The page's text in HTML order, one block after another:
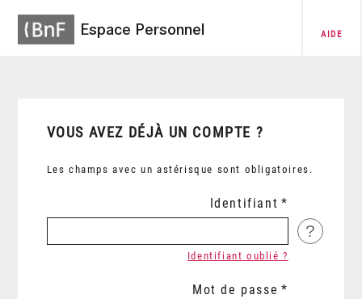
Espace Personnel AIDE
VOUS AVEZ DÉJÀ UN COMPTE ?
Les champs avec un astérisque sont obligatoires.
Identifiant
?
Identifiant oublié ?
Mot de passe